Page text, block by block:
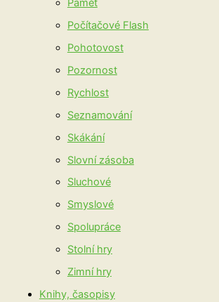
Paměť
Počítačové Flash
Pohotovost
Pozornost
Rychlost
Seznamování
Skákání
Slovní zásoba
Sluchové
Smyslové
Spolupráce
Stolní hry
Zimní hry
Knihy, časopisy